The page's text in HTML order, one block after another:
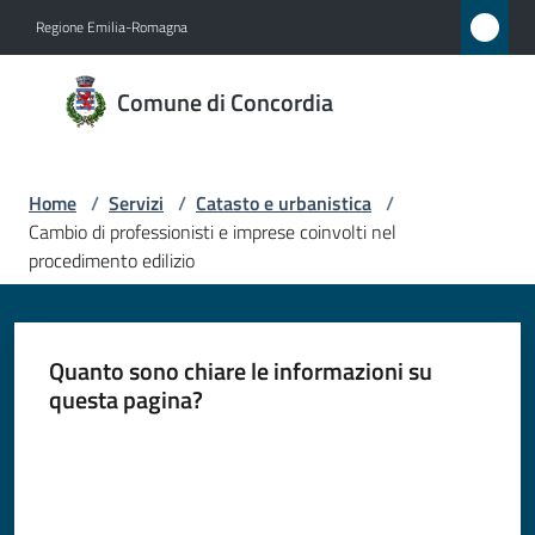
Regione Emilia-Romagna
Comune di Concordia
Comune
di
Amministrazione
Novità
Servizi
Menu selezionato
Home / Servizi / Catasto e urbanistica /
Cambio di professionisti e imprese coinvolti nel
procedimento edilizio
Quanto sono chiare le informazioni su
questa pagina?